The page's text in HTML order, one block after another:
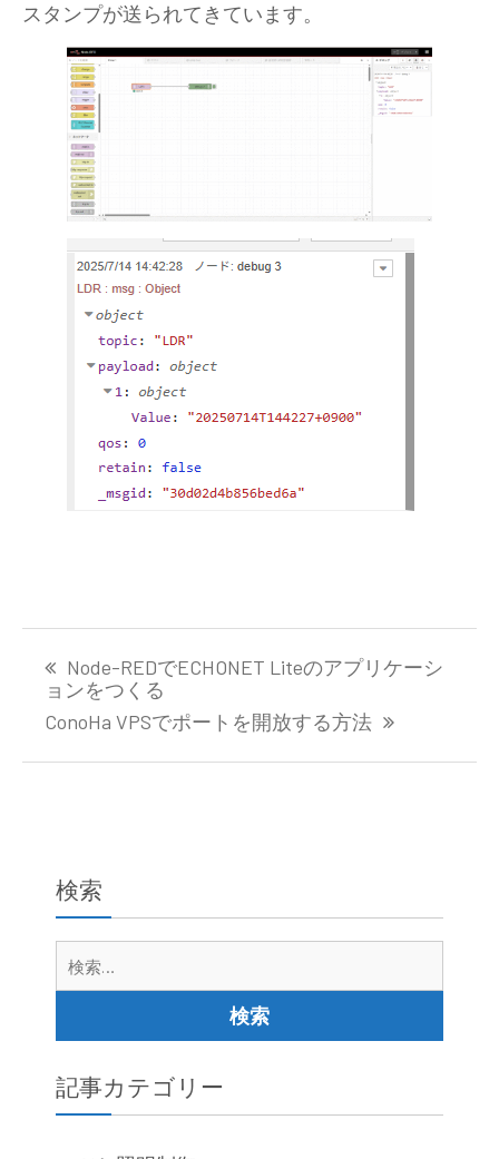
スタンプが送られてきています。
ゲ
Node-REDでECHONET Liteのアプリケーシ
ョンをつくる
ConoHa VPSでポートを開放する方法
検索
記事カテゴリー